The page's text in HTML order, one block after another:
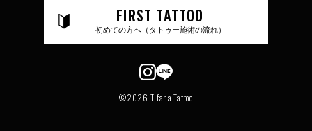
FIRST TATTOO
初めての方へ（タトゥー施術の流れ）
©2026 Tifana Tattoo